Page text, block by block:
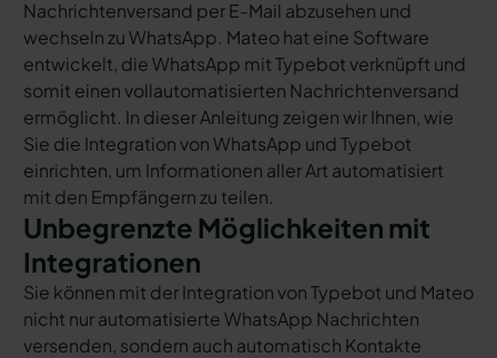
Nachrichtenversand per E-Mail abzusehen und
wechseln zu WhatsApp. Mateo hat eine Software
entwickelt, die WhatsApp mit Typebot verknüpft und
somit einen vollautomatisierten Nachrichtenversand
ermöglicht. In dieser Anleitung zeigen wir Ihnen, wie
Sie die Integration von WhatsApp und Typebot
einrichten, um Informationen aller Art automatisiert
mit den Empfängern zu teilen.
Unbegrenzte Möglichkeiten mit
Integrationen
Sie können mit der Integration von Typebot und Mateo
nicht nur automatisierte WhatsApp Nachrichten
versenden, sondern auch automatisch Kontakte